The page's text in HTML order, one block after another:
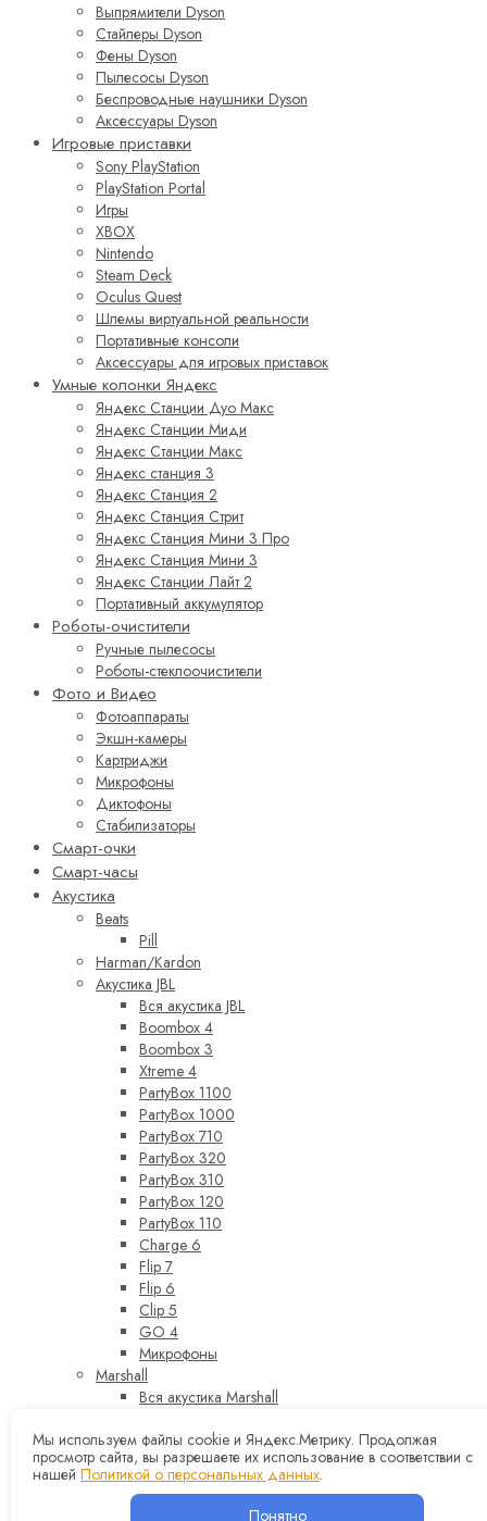
Выпрямители Dyson
Стайлеры Dyson
Фены Dyson
Пылесосы Dyson
Беспроводные наушники Dyson
Аксессуары Dyson
Игровые приставки
Sony PlayStation
PlayStation Portal
Игры
XBOX
Nintendo
Steam Deck
Oculus Quest
Шлемы виртуальной реальности
Портативные консоли
Аксессуары для игровых приставок
Умные колонки Яндекс
Яндекс Станции Дуо Макс
Яндекс Станции Миди
Яндекс Станции Макс
Яндекс станция 3
Яндекс Станция 2
Яндекс Станция Стрит
Яндекс Станция Мини 3 Про
Яндекс Станция Мини 3
Яндекс Станции Лайт 2
Портативный аккумулятор
Роботы-очистители
Ручные пылесосы
Роботы-стеклоочистители
Фото и Видео
Фотоаппараты
Экшн-камеры
Картриджи
Микрофоны
Диктофоны
Стабилизаторы
Смарт-очки
Смарт-часы
Акустика
Beats
Pill
Harman/Kardon
Акустика JBL
Вся акустика JBL
Boombox 4
Boombox 3
Xtreme 4
PartyBox 1100
PartyBox 1000
PartyBox 710
PartyBox 320
PartyBox 310
PartyBox 120
PartyBox 110
Charge 6
Flip 7
Flip 6
Clip 5
GO 4
Микрофоны
Marshall
Вся акустика Marshall
Acton III
Woburn III
Kilburn III
Мы используем файлы cookie и Яндекс.Метрику. Продолжая
просмотр сайта, вы разрешаете их использование в соответствии с
нашей Политикой о персональных данных.
Понятно